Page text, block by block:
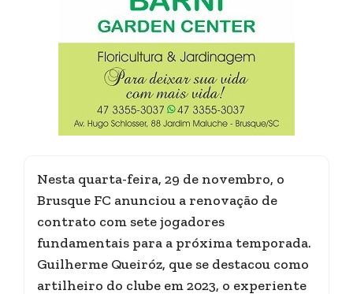
Nesta quarta-feira, 29 de novembro, o
Brusque FC anunciou a renovação de
contrato com sete jogadores
fundamentais para a próxima temporada.
Guilherme Queiróz, que se destacou como
artilheiro do clube em 2023, o experiente